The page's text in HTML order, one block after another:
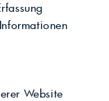
Website